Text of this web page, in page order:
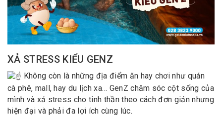
XẢ STRESS KIỂU GENZ
Không còn là những địa điểm ăn hay chơi như quán
cà phê, mall, hay du lịch xa… GenZ chăm sóc cột sống của
mình và xả stress cho tinh thần theo cách đơn giản nhưng
hiện đại và phải đa lợi ích cùng lúc.